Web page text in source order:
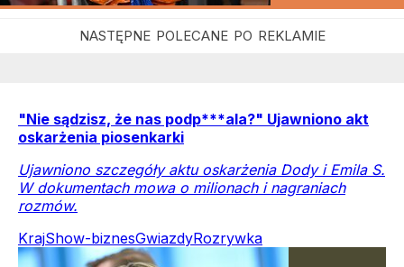
"Nie sądzisz, że nas podp***ala?" Ujawniono akt
oskarżenia piosenkarki
Ujawniono szczegóły aktu oskarżenia Dody i Emila S.
W dokumentach mowa o milionach i nagraniach
rozmów.
KrajShow-biznesGwiazdyRozrywka